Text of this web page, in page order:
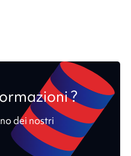
?
dei nostri